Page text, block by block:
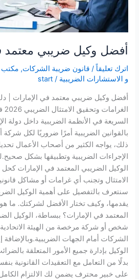
أفضل وكيل ضريبي معتمد
اترك تعليقاً / قانون ضريبة الشركات, مكتب
و الاستشارات الضريبية /
start
أفضل وكيل ضريبي معتمد في الإمارات |
السريعة في الأنظمة الضريبية داخل دولة
بالقوانين الضريبية أمرًا ضروريًا لكل
ذلك، يواجه الكثير من أصحاب الأعمال
الإجراءات الضريبية وتطبيقها بشكل
الوكيل الضريبي المعتمد في الإمارات
الامتثال وتجنب أي غرامات أو مشاكل
سنتعرف بالتفصيل على أهمية الوكيل
يقدمها، وكيف تختار الأفضل لشركتك. ما
المعتمد في الإمارات؟ ببساطة، الوكيل
شخص أو شركة مرخصة من الهيئة
الشركات أمام الجهات الضريبية.وبالإضافة
الوكيل بإدارة جميع الأمور المتعلقة
بدلًا من التعامل مع التعقيدات القانونية
على خبير محترف يضمن لك الالتزام